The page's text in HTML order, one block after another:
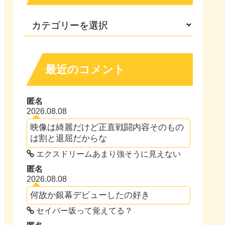
最近のコメント
匿名
2026.08.08
映像は綺麗だけど正直戦闘内容そのもの
は割と退屈だからな
エクスドリームあまり強そうに見えない
匿名
2026.08.08
何故か銀幕デビューしたの好き
セイバー坂って覚えてる？